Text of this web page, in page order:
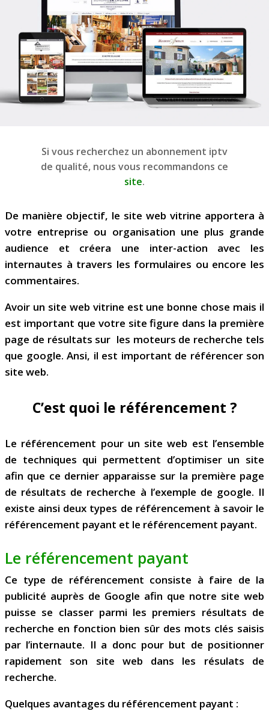
Si vous recherchez un abonnement iptv
de qualité, nous vous recommandons ce
site.
De manière objectif, le site web vitrine apportera à
votre entreprise ou organisation une plus grande
audience et créera une inter-action avec les
internautes à travers les formulaires ou encore les
commentaires.
Avoir un site web vitrine est une bonne chose mais il
est important que votre site figure dans la première
page de résultats sur les moteurs de recherche tels
que google. Ansi, il est important de référencer son
site web.
C’est quoi le référencement ?
Le référencement pour un site web est l’ensemble
de techniques qui permettent d’optimiser un site
afin que ce dernier apparaisse sur la première page
de résultats de recherche à l’exemple de google. Il
existe ainsi deux types de référencement à savoir le
référencement payant et le référencement payant.
Le référencement payant
Ce type de référencement consiste à faire de la
publicité auprès de Google afin que notre site web
puisse se classer parmi les premiers résultats de
recherche en fonction bien sûr des mots clés saisis
par l’internaute. Il a donc pour but de positionner
rapidement son site web dans les résulats de
recherche.
Quelques avantages du référencement payant :